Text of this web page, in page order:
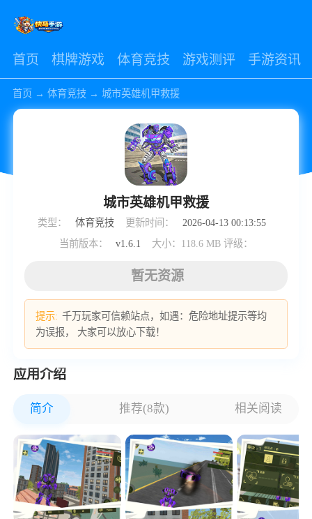
首页 棋牌游戏 体育竞技 游戏测评 手游资讯
首页 → 体育竞技→ 城市英雄机甲救援
城市英雄机甲救援
类型： 体育竞技 更新时间：
2026-04-13 00:13:55
当前版本：
v1.6.1 大小：118.6 MB 评级：
暂无资源
提示: 千万玩家可信赖站点，如遇：危险地址提示等均
为误报， 大家可以放心下载！
应用介绍
简介 推荐(8款) 相关阅读